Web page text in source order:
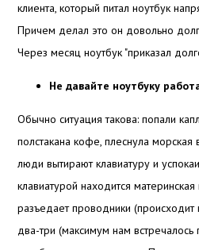
клиента, который питал ноутбук
Причем делал это он довольно
Через месяц ноутбук "приказал
Не давайте ноутбуку
Обычно ситуация такова: попали
полстакана кофе, плеснула
люди вытирают клавиатуру и
клавиатурой находится
разъедает проводники
два-три (максимум нам встречалось